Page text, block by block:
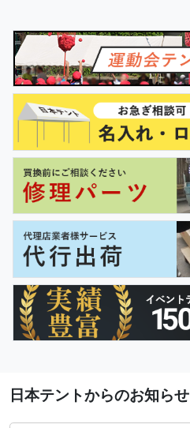
日本テントからのお知らせ